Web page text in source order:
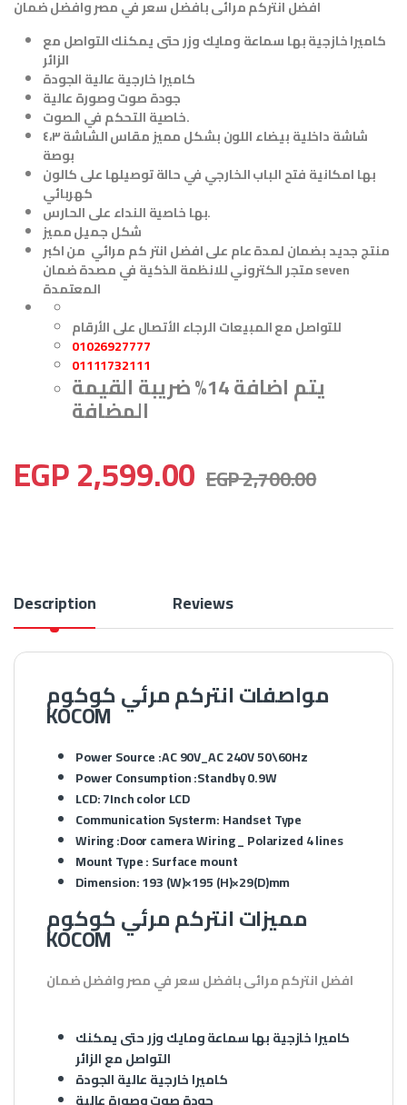
كاميرا خازجية بها سماعة ومايك وزر حتى يمكنك التواصل مع
الزائر
كاميرا خارجية عالية الجودة
جودة صوت وصورة عالية
خاصية التحكم في الصوت.
شاشة داخلية بيضاء اللون بشكل مميز مقاس الشاشة ٤،٣
بوصة
بها امكانية فتح الباب الخارجي في حالة توصيلها على كالون
كهربائي
بها خاصية النداء على الحارس.
شكل جميل مميز
منتج جديد بضمان لمدة عام على افضل انتر كم مرائي من اكبر
متجر الكتروني للانظمة الذكية في مصدة ضمان seven
المعتمدة
01026927777
01111732111
يتم اضافة 14% ضريبة القيمة
المضافة
EGP2,599.00 EGP2,700.00
Description Reviews
مواصفات انتركم مرئي كوكوم
KOCOM
Power Source :AC 90V_AC 240V 50\60Hz
Power Consumption :Standby 0.9W
LCD: 7Inch color LCD
Communication Systerm: Handset Type
Wiring :Door camera Wiring _ Polarized 4 lines
Mount Type : Surface mount
Dimension: 193 (W)×195 (H)×29(D)mm
مميزات انتركم مرئي كوكوم
KOCOM
كاميرا خازجية بها سماعة ومايك وزر حتى يمكنك
التواصل مع الزائر
كاميرا خارجية عالية الجودة